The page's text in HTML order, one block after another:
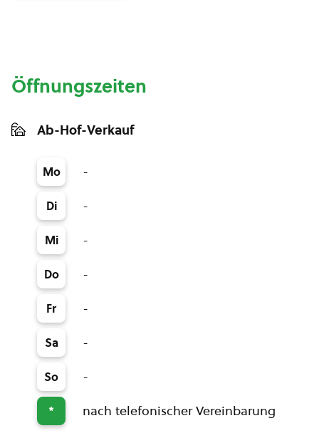
Öffnungszeiten
Ab-Hof-Verkauf
Mo -
Di -
Mi -
Do -
Fr -
Sa -
So -
* nach telefonischer Vereinbarung